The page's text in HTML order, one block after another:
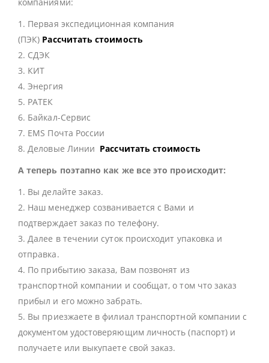
1. Первая экспедиционная компания
(ПЭК) Рассчитать стоимость
2. СДЭК
3. КИТ
4. Энергия
5. РАТЕК
6. Байкал-Сервис
7. EMS Почта России
8. Деловые Линии Рассчитать стоимость
А теперь поэтапно как же все это происходит:
1. Вы делайте заказ.
2. Наш менеджер созванивается с Вами и
подтверждает заказ по телефону.
3. Далее в течении суток происходит упаковка и
отправка.
4. По прибытию заказа, Вам позвонят из
транспортной компании и сообщат, о том что заказ
прибыл и его можно забрать.
5. Вы приезжаете в филиал транспортной компании с
документом удостоверяющим личность (паспорт) и
получаете или выкупаете свой заказ.